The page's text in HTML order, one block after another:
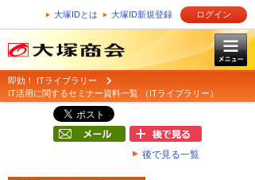
大塚IDとは 大塚ID新規登録 ログイン
即効！ ITライブラリー
IT活用に関するセミナー資料一覧 （ITライブラリー）
後で見る一覧